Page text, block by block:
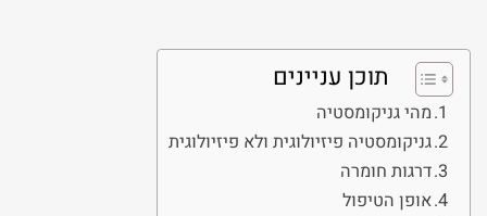
תוכן עניינים
מהי גניקומסטיה
גניקומסטיה פיזיולוגית ולא פיזיולוגית
דרגות חומרה
אופן הטיפול